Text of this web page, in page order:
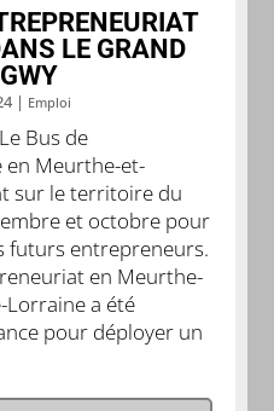
LE GRAND
| Emploi
Bus de
en Meurthe-et-
sur le territoire du
et octobre pour
futurs entrepreneurs.
en Meurthe-
Lorraine a été
pour déployer un